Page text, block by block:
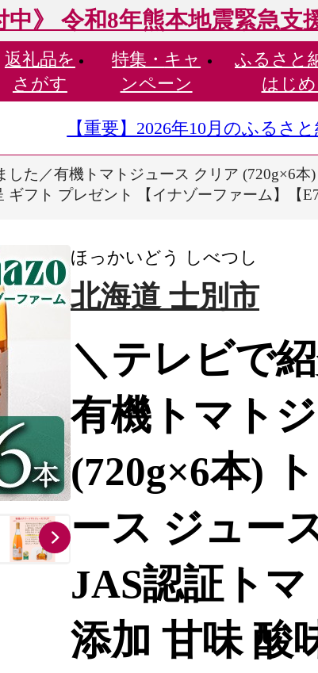
中》 令和8年熊本地震緊急支
返礼品を
さがす
特集・ キャ
ンペーン
ふるさと
はじ
【重要】2026年10月のふるさ
した／有機トマトジュース クリア (720g×6
フト プレゼント 【イナゾーファーム】【
ほっかいどう しべつし
北海道 士別市
＼テレビで
有機トマト
(720g×6本)
ース ジュー
JAS認証ト
添加 甘味 酸